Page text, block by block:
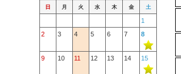
日 月 火 水 木 金 土
1
2
3 4 5 6 7 8
9 10 11 12 13 14 15